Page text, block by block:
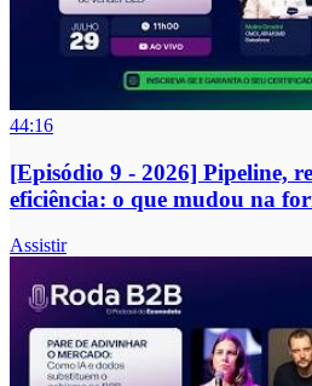
44:16
[Episódio 9 - 2026] Pipeline,
eficiência: o que mudou na
Assistir